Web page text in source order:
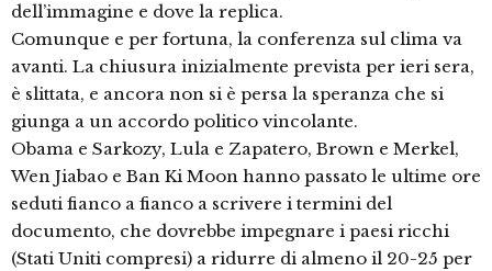
dell’immagine e dove la replica.
Comunque e per fortuna, la conferenza sul clima va
avanti. La chiusura inizialmente prevista per ieri sera,
è slittata, e ancora non si è persa la speranza che si
giunga a un accordo politico vincolante.
Obama e Sarkozy, Lula e Zapatero, Brown e Merkel,
Wen Jiabao e Ban Ki Moon hanno passato le ultime ore
seduti fianco a fianco a scrivere i termini del
documento, che dovrebbe impegnare i paesi ricchi
(Stati Uniti compresi) a ridurre di almeno il 20-25 per